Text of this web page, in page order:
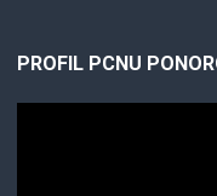
PROFIL PCNU